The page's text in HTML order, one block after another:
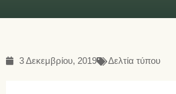
3 Δεκεμβρίου, 2019 Δελτία τύπου